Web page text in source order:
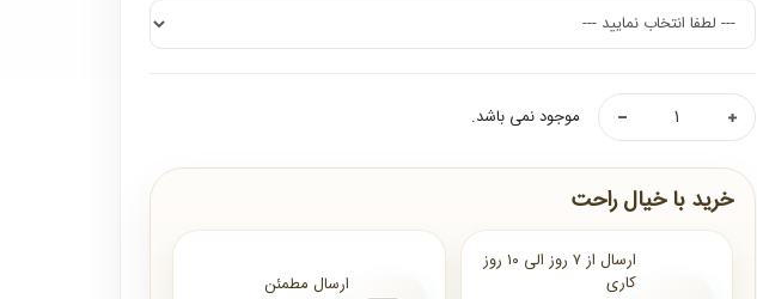
موجود نمی باشد.
خرید با خیال راحت
ارسال از ۷ روز الی ۱۰ روز
کاری
ارسال مطمئن